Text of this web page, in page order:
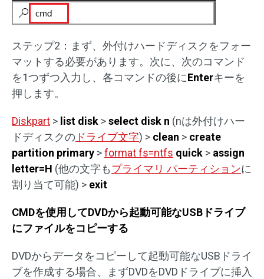
ステップ2：まず、外付けハードディスクをフォー
マットする必要があります。次に、次のコマンド
を1つずつ入力し、各コマンドの後にEnterキーを
押します。
Diskpart > list disk >select disk n (nは外付けハー
ドディスクの ドライブ文字) > clean > create
partition primary >format fs=ntfs quick > assign
letter=H (他の文字もプライマリ パーティションに
割り当て可能) > exit
CMDを使用してDVDから起動可能なUSBドライブ
にファイルをコピーする
DVDからデータをコピーして起動可能なUSBドライ
ブを作成する場合、まずDVDをDVDドライブに挿入